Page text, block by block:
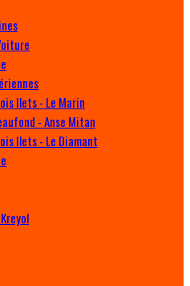
Ilets - Le Marin
- Anse Mitan
Ilets - Le Diamant